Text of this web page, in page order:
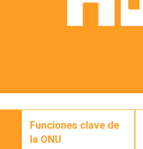
Funciones clave de
la ONU